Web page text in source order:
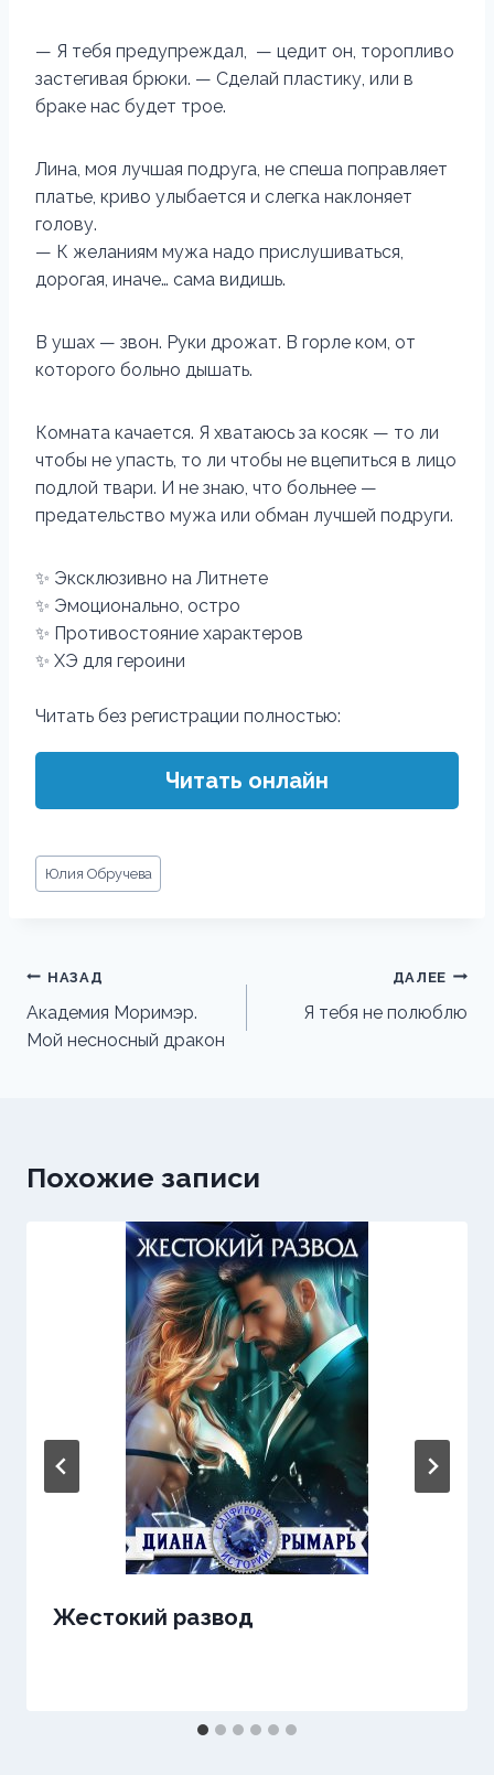
— Я тебя предупреждал, — цедит он, торопливо
застегивая брюки. — Сделай пластику, или в
браке нас будет трое.
Лина, моя лучшая подруга, не спеша поправляет
платье, криво улыбается и слегка наклоняет
голову.
— К желаниям мужа надо прислушиваться,
дорогая, иначе… сама видишь.
В ушах — звон. Руки дрожат. В горле ком, от
которого больно дышать.
Комната качается. Я хватаюсь за косяк — то ли
чтобы не упасть, то ли чтобы не вцепиться в лицо
подлой твари. И не знаю, что больнее —
предательство мужа или обман лучшей подруги.
✨ Эксклюзивно на Литнете
✨ Эмоционально, остро
✨ Противостояние характеров
✨ ХЭ для героини
Читать без регистрации полностью:
Читать онлайн
Метки
записи:
Юлия Обручева
Навигация
по
записям
НАЗАД
Академия Моримэр.
Мой несносный дракон
ДАЛЕЕ
Я тебя не полюблю
Похожие записи
Жестокий развод